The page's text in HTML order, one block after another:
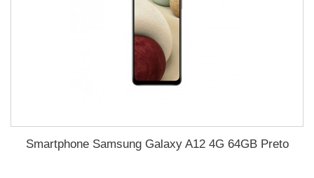
Smartphone Samsung Galaxy A12 4G 64GB Preto